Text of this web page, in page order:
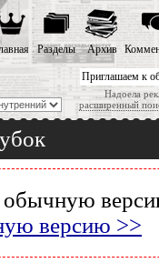
Приглашаем к
Надоела
расширенный
Разделы Архив
версию >>